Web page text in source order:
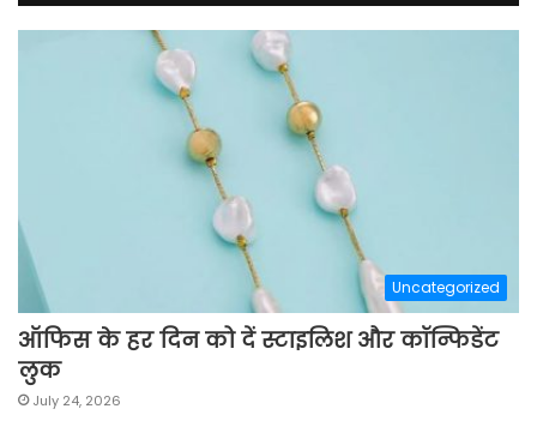
Uncategorized
ऑफिस के हर दिन को दें स्टाइलिश और कॉन्फिडेंट
लुक
July 24, 2026